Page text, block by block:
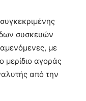
συσκευών
με
μερίδιο αγοράς
από την